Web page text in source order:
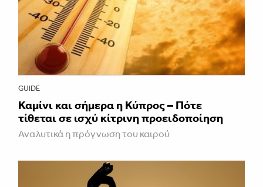
GUIDE
Καμίνι και σήμερα η Κύπρος – Πότε
τίθεται σε ισχύ κίτρινη προειδοποίηση
Αναλυτικά η πρόγνωση του καιρού